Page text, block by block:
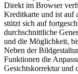
Direkt im Browser
Kreditkarte und ist auf
stützt sich auf
durchschnittliche
und die Möglichkeit,
Neben der
Funktionen die
Gesichtskorrektur und